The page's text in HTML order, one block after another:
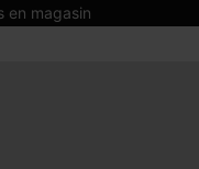
en magasin